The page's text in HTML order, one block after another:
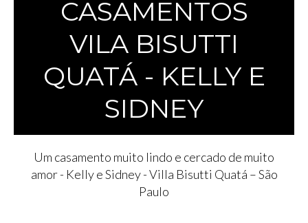
CASAMENTOS
VILA BISUTTI
QUATÁ - KELLY E
SIDNEY
Um casamento muito lindo e cercado de muito
amor - Kelly e Sidney - Villa Bisutti Quatá – São
Paulo